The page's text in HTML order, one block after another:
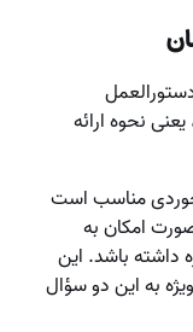
نحوه ارائه
مناسب است
امکان به
داشته باشد. این
به این دو سؤال